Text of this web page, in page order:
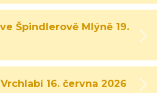
Špindlerově Mlýně 19.
16. června 2026